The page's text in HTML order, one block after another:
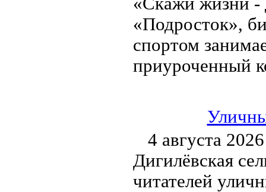
«Подросток»,
спортом
приуроченный
4 августа
Дигилёвская
читателей